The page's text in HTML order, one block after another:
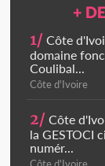
+
1/ Côte
domaine
Coulibal...
Côte d'Ivoire
2/ Côte
la GESTOCI
numér...